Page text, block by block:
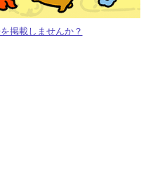
掲載しませんか？